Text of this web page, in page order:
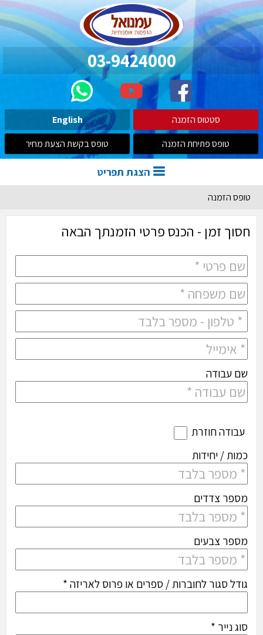
03-9424000
סטטוס הזמנה
English
טופס פתיחת הזמנה
טופס בקשת הצעת מחיר
טופס הזמנה
חסוך זמן - הכנס פרטי הזמנתך הבאה
שם עבודה
עבודה חוזרת
כמות / יחידות
מספר צדדים
מספר צבעים
גודל סגור לחוברות / ספרים או פרוס לאריזה *
סוג נייר *